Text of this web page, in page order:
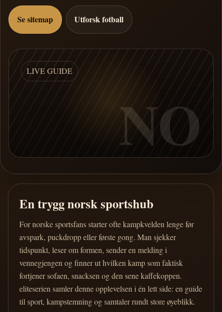
Se sitemap Utforsk fotball
LIVE GUIDE
NO
En trygg norsk sportshub
For norske sportsfans starter ofte kampkvelden lenge før
avspark, puckdropp eller første gong. Man sjekker
tidspunkt, leser om formen, sender en melding i
vennegjengen og finner ut hvilken kamp som faktisk
fortjener sofaen, snacksen og den sene kaffekoppen.
eliteserien samler denne opplevelsen i én lett side: en guide
til sport, kampstemning og samtaler rundt store øyeblikk.